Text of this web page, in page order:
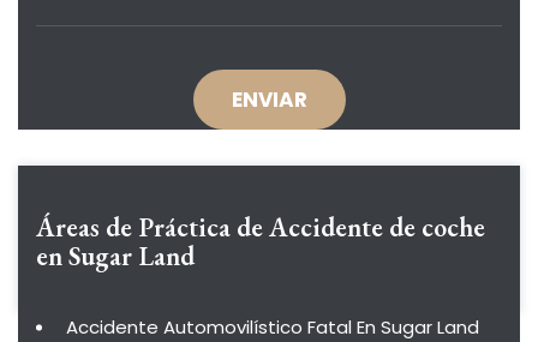
Áreas de Práctica deAccidente de coche
en Sugar Land
Accidente Automovilístico Fatal En Sugar Land